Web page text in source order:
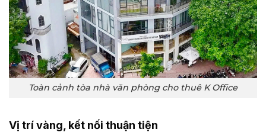
Toàn cảnh tòa nhà văn phòng cho thuê K Office
Vị trí vàng, kết nối thuận tiện